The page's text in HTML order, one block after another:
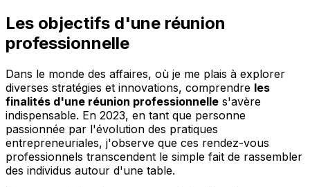
Les objectifs d'une réunion
professionnelle
Dans le monde des affaires, où je me plais à explorer
diverses stratégies et innovations, comprendre les
finalités d'une réunion professionnelle s'avère
indispensable. En 2023, en tant que personne
passionnée par l'évolution des pratiques
entrepreneuriales, j'observe que ces rendez-vous
professionnels transcendent le simple fait de rassembler
des individus autour d'une table.